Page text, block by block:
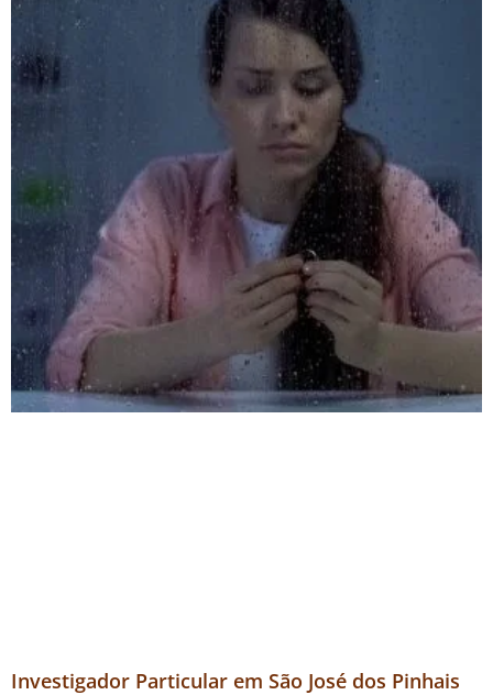
Investigador Particular em São José dos Pinhais